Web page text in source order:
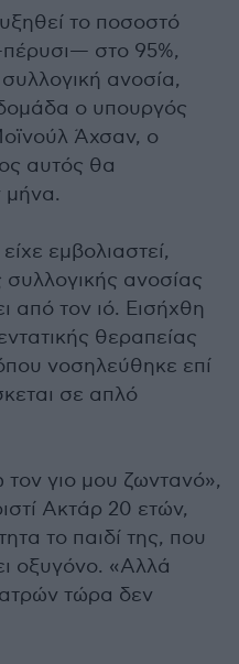
το ποσοστό
στο 95%,
ανοσία,
ο υπουργός
Άχσαν, ο
αυτός θα
μήνα.
εμβολιαστεί,
ανοσίας
από τον ιό. Εισήχθη
θεραπείας
νοσηλεύθηκε επί
σε απλό
γιο μου ζωντανό»,
Ακτάρ 20 ετών,
το παιδί της, που
οξυγόνο. «Αλλά
τώρα δεν